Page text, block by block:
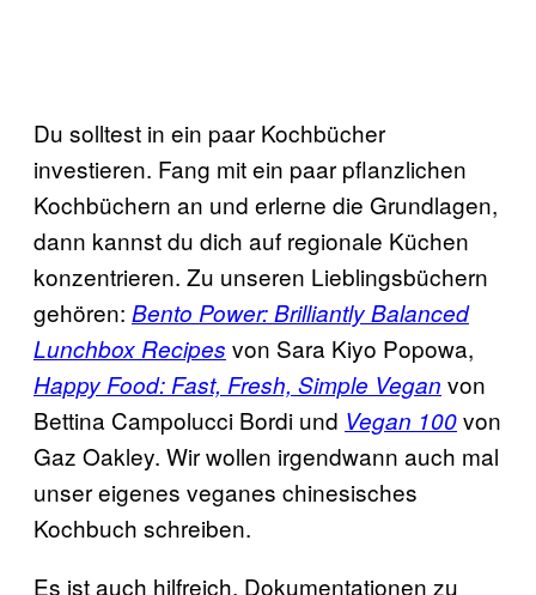
Du solltest in ein paar Kochbücher
investieren. Fang mit ein paar pflanzlichen
Kochbüchern an und erlerne die Grundlagen,
dann kannst du dich auf regionale Küchen
konzentrieren. Zu unseren Lieblingsbüchern
gehören: Bento Power: Brilliantly Balanced
Lunchbox Recipes von Sara Kiyo Popowa,
Happy Food: Fast, Fresh, Simple Vegan von
Bettina Campolucci Bordi und Vegan 100von
Gaz Oakley. Wir wollen irgendwann auch mal
unser eigenes veganes chinesisches
Kochbuch schreiben.
Es ist auch hilfreich, Dokumentationen zu